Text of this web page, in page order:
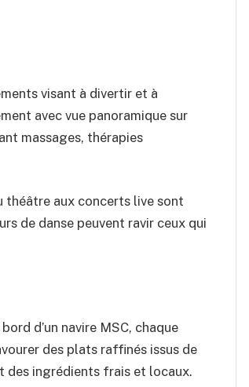
visant à divertir et à
avec vue panoramique sur
massages, thérapies
théâtre aux concerts live sont
de danse peuvent ravir ceux qui
d’un navire MSC, chaque
des plats raffinés issus de
des ingrédients frais et locaux.